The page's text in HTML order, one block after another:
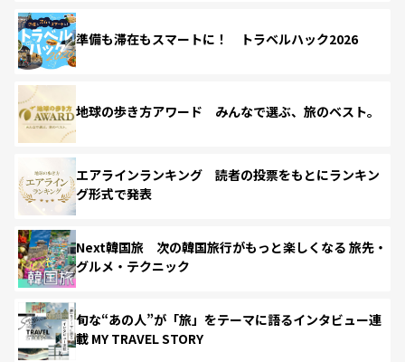
準備も滞在もスマートに！ トラベルハック2026
地球の歩き方アワード みんなで選ぶ、旅のベスト。
エアラインランキング 読者の投票をもとにランキン
グ形式で発表
Next韓国旅 次の韓国旅行がもっと楽しくなる 旅先・
グルメ・テクニック
旬な“あの人”が「旅」をテーマに語るインタビュー連
載 MY TRAVEL STORY